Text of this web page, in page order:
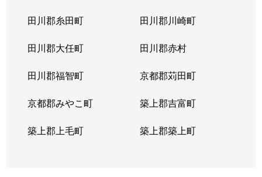
田川郡糸田町 田川郡川崎町
田川郡大任町 田川郡赤村
田川郡福智町 京都郡苅田町
京都郡みやこ町 築上郡吉富町
築上郡上毛町 築上郡築上町